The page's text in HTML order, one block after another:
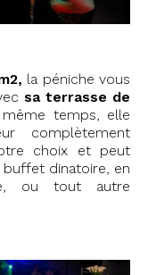
la péniche vous
sa terrasse de
même temps, elle
complètement
choix et peut
dinatoire, en
ou tout autre